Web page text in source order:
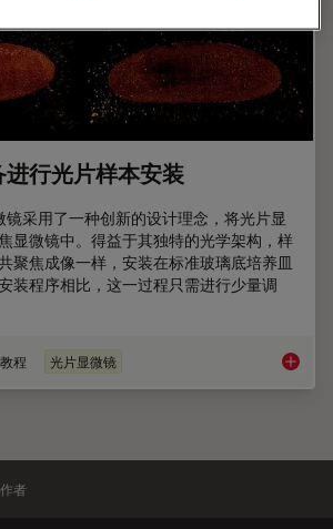
行光片样本安装
镜采用了一种创新的设计理念，将光片显
显微镜中。得益于其独特的光学架构，样
聚焦成像一样，安装在标准玻璃底培养皿
装程序相比，这一过程只需进行少量调
教程 光片显微镜 使用旋
作者